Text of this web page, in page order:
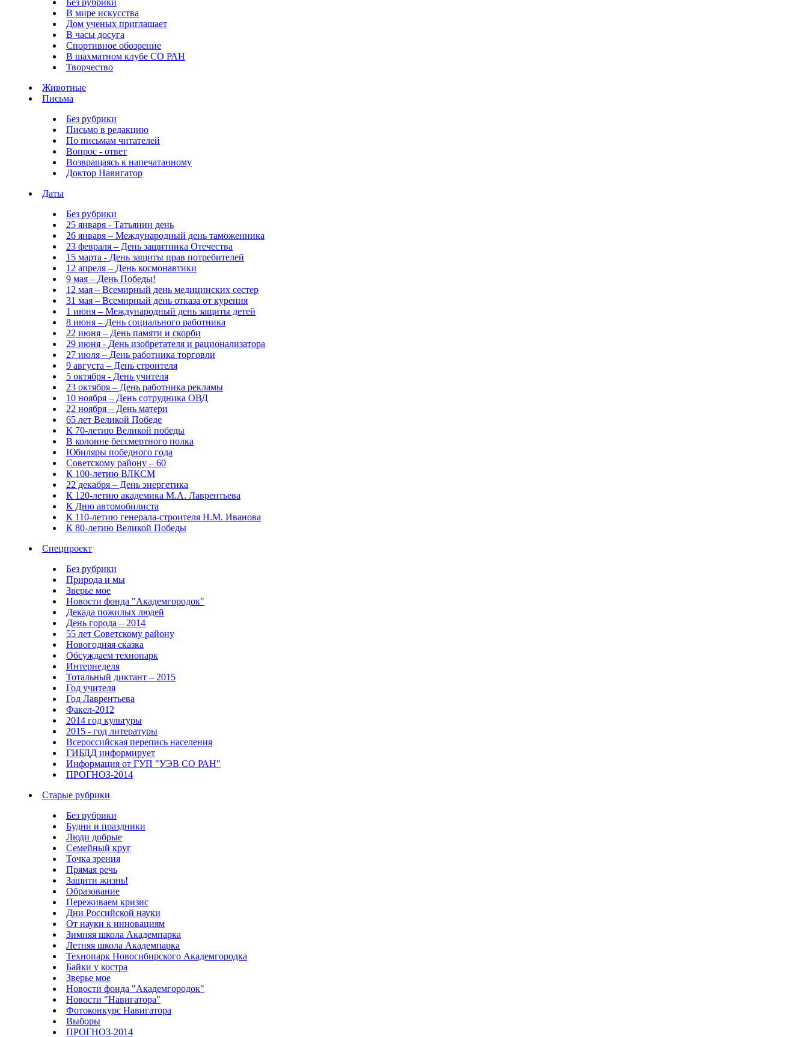
Без рубрики
В мире искусства
Дом ученых приглашает
В часы досуга
Спортивное обозрение
В шахматном клубе СО РАН
Творчество
Животные
Письма
Без рубрики
Письмо в редакцию
По письмам читателей
Вопрос - ответ
Возвращаясь к напечатанному
Доктор Навигатор
Даты
Без рубрики
25 января - Татьянин день
26 января – Международный день таможенника
23 февраля – День защитника Отечества
15 марта - День защиты прав потребителей
12 апреля – День космонавтики
9 мая – День Победы!
12 мая – Всемирный день медицинских сестер
31 мая – Всемирный день отказа от курения
1 июня – Международный день защиты детей
8 июня – День социального работника
22 июня – День памяти и скорби
29 июня - День изобретателя и рационализатора
27 июля – День работника торговли
9 августа – День строителя
5 октября - День учителя
23 октября – День работника рекламы
10 ноября – День сотрудника ОВД
22 ноября – День матери
65 лет Великой Победе
К 70-летию Великой победы
В колонне бессмертного полка
Юбиляры победного года
Советскому району – 60
К 100-летию ВЛКСМ
22 декабря – День энергетика
К 120-летию академика М.А. Лаврентьева
К Дню автомобилиста
К 110-летию генерала-строителя Н.М. Иванова
К 80-летию Великой Победы
Спецпроект
Без рубрики
Природа и мы
Зверье мое
Новости фонда "Академгородок"
Декада пожилых людей
День города – 2014
55 лет Советскому району
Новогодняя сказка
Обсуждаем технопарк
Интернеделя
Тотальный диктант – 2015
Год учителя
Год Лаврентьева
Факел-2012
2014 год культуры
2015 - год литературы
Всероссийская перепись населения
ГИБДД информирует
Информация от ГУП "УЭВ СО РАН"
ПРОГНОЗ-2014
Старые рубрики
Без рубрики
Будни и праздники
Люди добрые
Семейный круг
Точка зрения
Прямая речь
Защити жизнь!
Образование
Переживаем кризис
Дни Российской науки
От науки к инновациям
Зимняя школа Академпарка
Летняя школа Академпарка
Технопарк Новосибирского Академгородка
Байки у костра
Зверье мое
Новости фонда "Академгородок"
Новости "Навигатора"
Фотоконкурс Навигатора
Выборы
ПРОГНОЗ-2014